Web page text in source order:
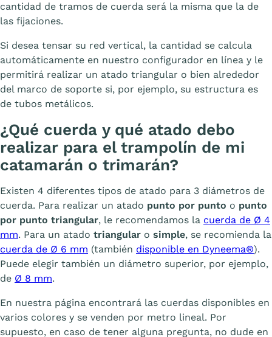
cantidad de tramos de cuerda será la misma que la de
las fijaciones.
Si desea tensar su red vertical, la cantidad se calcula
automáticamente en nuestro configurador en línea y le
permitirá realizar un atado triangular o bien alrededor
del marco de soporte si, por ejemplo, su estructura es
de tubos metálicos.
¿Qué cuerda y qué atado debo
realizar para el trampolín de mi
catamarán o trimarán?
Existen 4 diferentes tipos de atado para 3 diámetros de
cuerda. Para realizar un atado punto por punto o punto
por punto triangular, le recomendamos la cuerda de Ø 4
mm. Para un atado triangular o simple, se recomienda la
cuerda de Ø 6 mm (también disponible en Dyneema®).
Puede elegir también un diámetro superior, por ejemplo,
de Ø 8 mm.
En nuestra página encontrará las cuerdas disponibles en
varios colores y se venden por metro lineal. Por
supuesto, en caso de tener alguna pregunta, no dude en